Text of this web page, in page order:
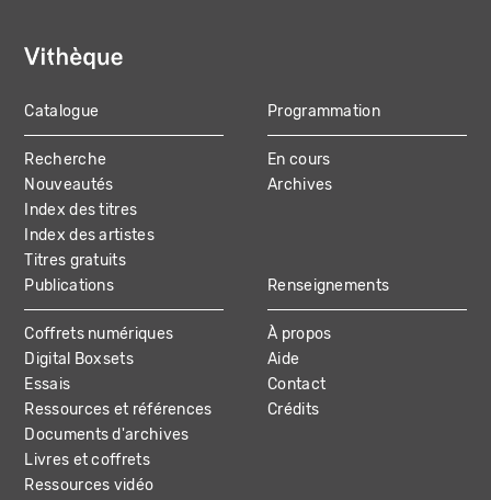
MAIN
NAVIGATION
Catalogue
Recherche
Nouveautés
Index des titres
Index des artistes
Titres gratuits
Programmation
En cours
Archives
Publications
Coffrets numériques
Digital Boxsets
Essais
Ressources et références
Documents d'archives
Livres et coffrets
Ressources vidéo
Renseignements
À propos
Aide
Contact
Crédits